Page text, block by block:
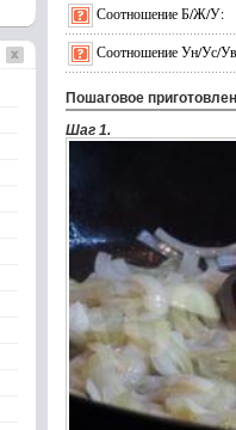
Соотношение Б/Ж/У:
Соотношение Ун/Ус/
Пошаговое
Шаг 1.